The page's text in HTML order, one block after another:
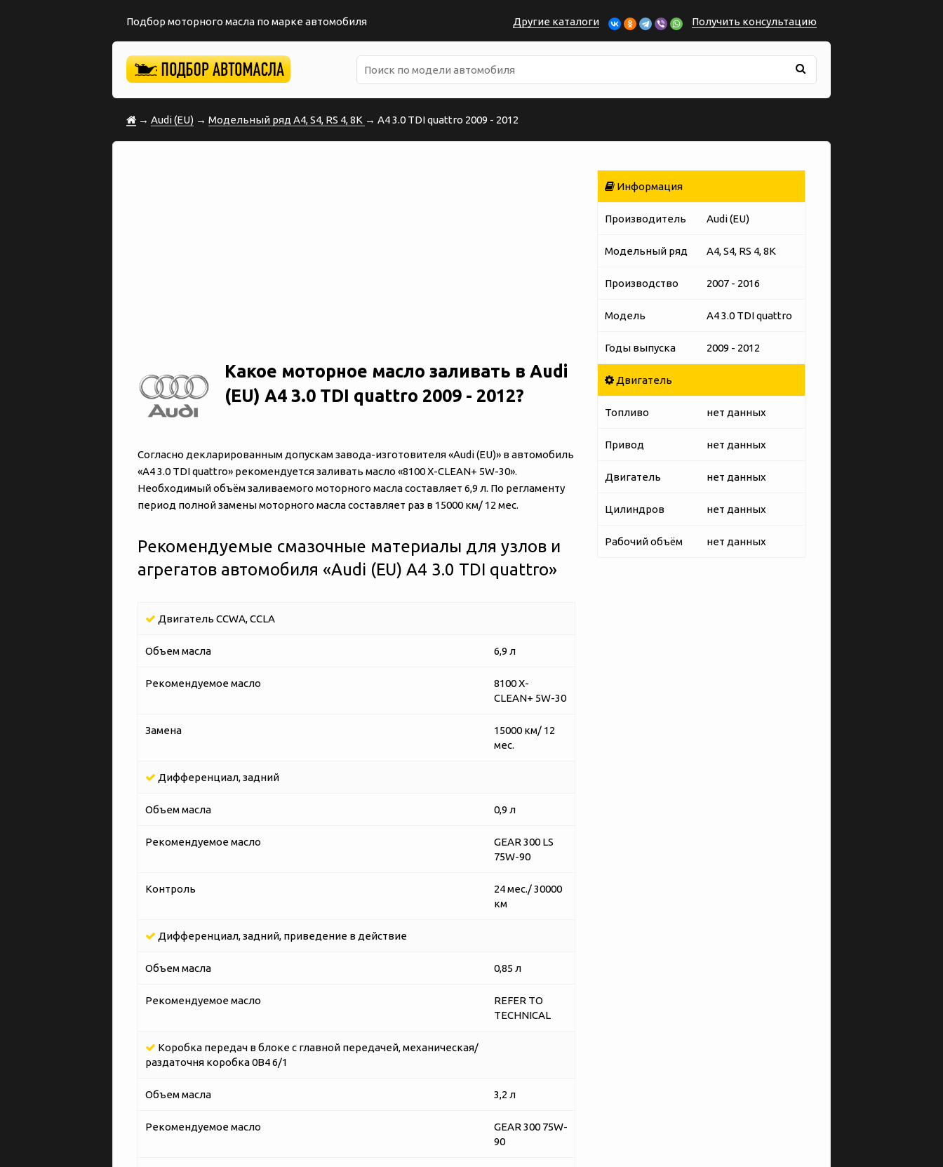
Подбор моторного масла по марке автомобиля Другие каталоги Получить консультацию
→ Audi (EU) → Модельный ряд A4, S4, RS 4, 8K → A4 3.0 TDI quattro 2009 - 2012
Какое моторное масло заливать в Audi
(EU) A4 3.0 TDI quattro 2009 - 2012?
Согласно декларированным допускам завода-изготовителя «‎‎Audi (EU)» в автомобиль
«‎‎A4 3.0 TDI quattro» рекомендуется заливать масло «8100 X-CLEAN+ 5W-30».
Необходимый объём заливаемого моторного масла составляет 6,9 л. По регламенту
период полной замены моторного масла составляет раз в 15000 км/ 12 мес.
Рекомендуемые смазочные материалы для узлов и
агрегатов автомобиля «‎‎Audi (EU) A4 3.0 TDI quattro»
Двигатель CCWA, CCLA
Объем масла 6,9 л
Рекомендуемое масло
8100 X-
CLEAN+ 5W-30
Замена
15000 км/ 12
мес.
Дифференциал, задний
Объем масла 0,9 л
Рекомендуемое масло
GEAR 300 LS
75W-90
Контроль
24 мес./ 30000
км
Дифференциал, задний, приведение в действие
Объем масла 0,85 л
Рекомендуемое масло
REFER TO
TECHNICAL
Коробка передач в блоке с главной передачей, механическая/
раздаточня коробка 0B4 6/1
Объем масла 3,2 л
Рекомендуемое масло
GEAR 300 75W-
90
Информация
Производитель Audi (EU)
Модельный ряд A4, S4, RS 4, 8K
Производство 2007 - 2016
Модель A4 3.0 TDI quattro
Годы выпуска 2009 - 2012
Двигатель
Топливо нет данных
Привод нет данных
Двигатель нет данных
Цилиндров нет данных
Рабочий объём нет данных